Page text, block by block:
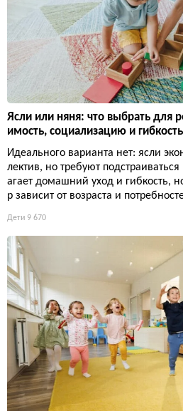
Ясли или няня: что выбрать для
имость, социализацию и
Идеального варианта нет: ясли
лектив, но требуют
агает домашний уход и гибкость,
р зависит от возраста и
Дети 9 670